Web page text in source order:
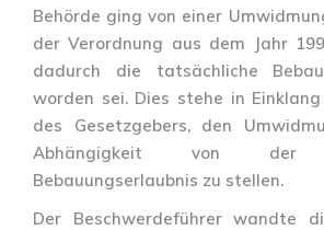
Behörde ging von einer
der Verordnung aus dem Jahr
dadurch die tatsächliche
worden sei. Dies stehe in
des Gesetzgebers, den
Abhängigkeit von der
Bebauungserlaubnis zu stellen.
Der Beschwerdeführer wandte